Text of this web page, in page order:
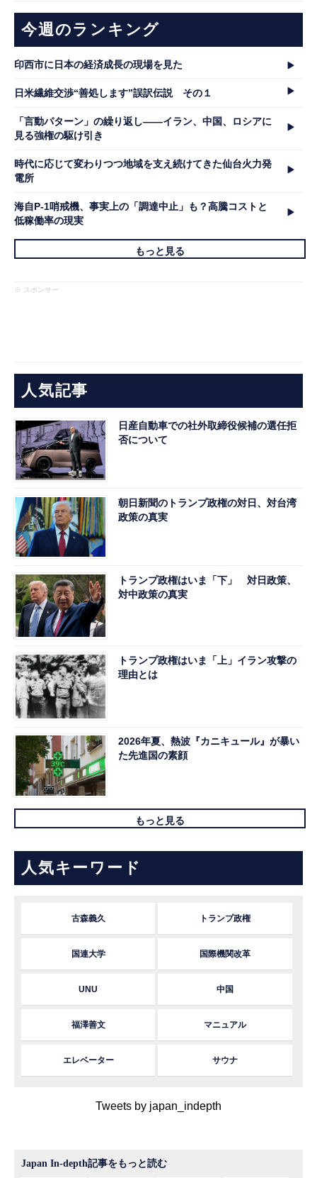
今週のランキング
印西市に日本の経済成長の現場を見た
日米繊維交渉“善処します”誤訳伝説 その１
「言動パターン」の繰り返し――イラン、中国、ロシアに
見る強権の駆け引き
時代に応じて変わりつつ地域を支え続けてきた仙台火力発
電所
海自P-1哨戒機、事実上の「調達中止」も？高騰コストと
低稼働率の現実
もっと見る
※ スポンサー
人気記事
日産自動車での社外取締役候補の選任拒
否について
朝日新聞のトランプ政権の対日、対台湾
政策の真実
トランプ政権はいま「下」 対日政策、
対中政策の真実
トランプ政権はいま「上」イラン攻撃の
理由とは
2026年夏、熱波『カニキュール』が暴い
た先進国の素顔
もっと見る
人気キーワード
古森義久 トランプ政権
国連大学 国際機関改革
UNU 中国
福澤善文 マニュアル
エレベーター サウナ
Tweets by japan_indepth
Japan In-depth記事をもっと読む